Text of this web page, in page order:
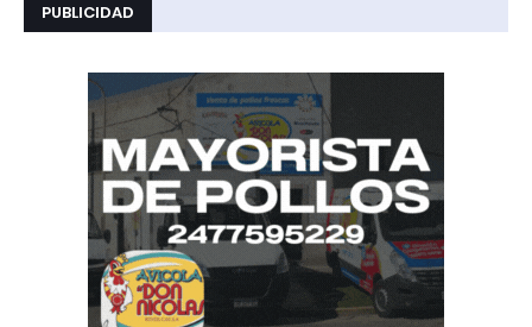
PUBLICIDAD